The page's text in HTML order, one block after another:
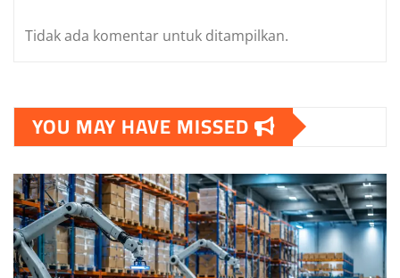
Tidak ada komentar untuk ditampilkan.
YOU MAY HAVE MISSED